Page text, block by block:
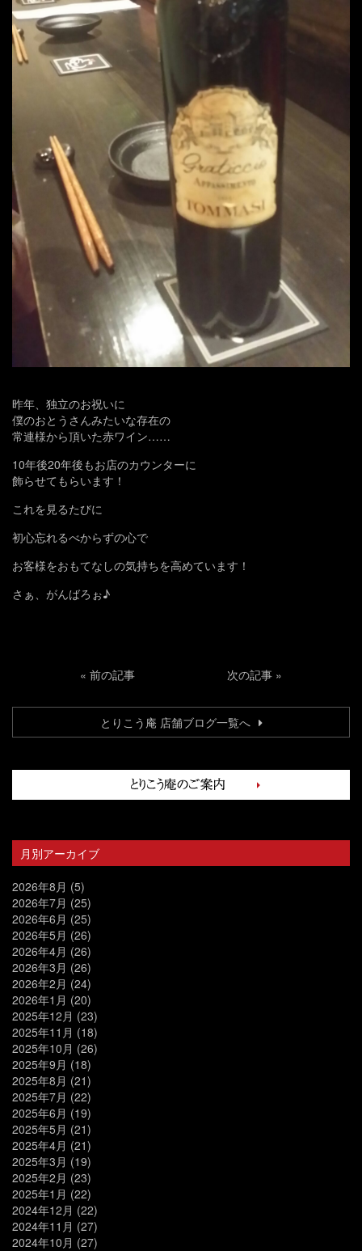
昨年、独立のお祝いに
僕のおとうさんみたいな存在の
常連様から頂いた赤ワイン……
10年後20年後もお店のカウンターに
飾らせてもらいます！
これを見るたびに
初心忘れるべからずの心で
お客様をおもてなしの気持ちを高めています！
さぁ、がんばろぉ♪
« 前の記事 次の記事 »
とりこう庵 店舗ブログ一覧へ
月別アーカイブ
2026年8月 (5)
2026年7月 (25)
2026年6月 (25)
2026年5月 (26)
2026年4月 (26)
2026年3月 (26)
2026年2月 (24)
2026年1月 (20)
2025年12月 (23)
2025年11月 (18)
2025年10月 (26)
2025年9月 (18)
2025年8月 (21)
2025年7月 (22)
2025年6月 (19)
2025年5月 (21)
2025年4月 (21)
2025年3月 (19)
2025年2月 (23)
2025年1月 (22)
2024年12月 (22)
2024年11月 (27)
2024年10月 (27)